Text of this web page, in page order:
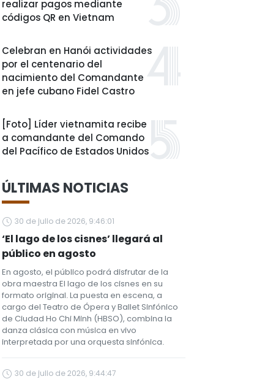
realizar pagos mediante
códigos QR en Vietnam
Celebran en Hanói actividades
por el centenario del
nacimiento del Comandante
en jefe cubano Fidel Castro
[Foto] Líder vietnamita recibe
a comandante del Comando
del Pacífico de Estados Unidos
ÚLTIMAS NOTICIAS
30 de julio de 2026, 9:46:01
‘El lago de los cisnes’ llegará al
público en agosto
En agosto, el público podrá disfrutar de la
obra maestra El lago de los cisnes en su
formato original. La puesta en escena, a
cargo del Teatro de Ópera y Ballet Sinfónico
de Ciudad Ho Chi Minh (HBSO), combina la
danza clásica con música en vivo
interpretada por una orquesta sinfónica.
30 de julio de 2026, 9:44:47